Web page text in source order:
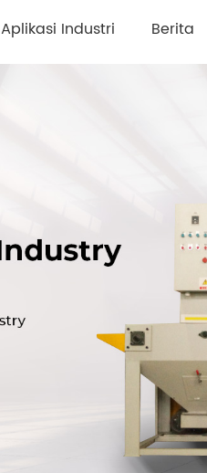
Aplikasi Industri Berita